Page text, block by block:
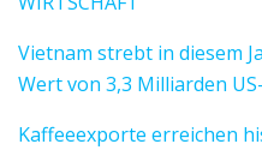
Vietnam strebt in diesem
Wert von 3,3 Milliarden
Kaffeeexporte erreichen